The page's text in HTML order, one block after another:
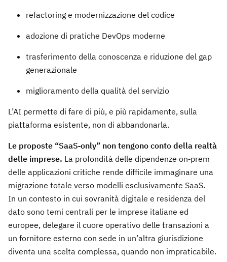
refactoring e modernizzazione del codice
adozione di pratiche DevOps moderne
trasferimento della conoscenza e riduzione del gap
generazionale
miglioramento della qualità del servizio
L’AI permette di fare di più, e più rapidamente, sulla
piattaforma esistente, non di abbandonarla.
Le proposte “SaaS‑only” non tengono conto della realtà
delle imprese. La profondità delle dipendenze on‑prem
delle applicazioni critiche rende difficile immaginare una
migrazione totale verso modelli esclusivamente SaaS.
In un contesto in cui sovranità digitale e residenza del
dato sono temi centrali per le imprese italiane ed
europee, delegare il cuore operativo delle transazioni a
un fornitore esterno con sede in un’altra giurisdizione
diventa una scelta complessa, quando non impraticabile.